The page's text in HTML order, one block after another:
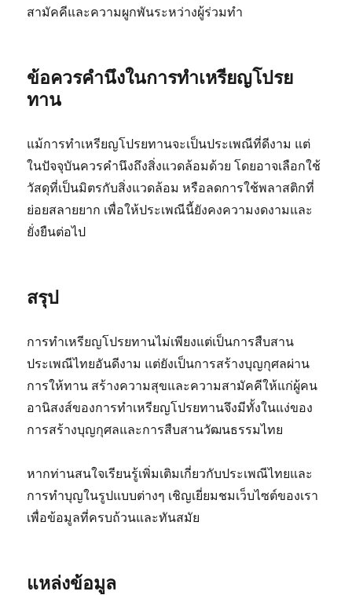
สามัคคีและความผูกพันระหว่างผู้ร่วมทำ
ข้อควรคำนึงในการทำเหรียญโปรย
ทาน
แม้การทำเหรียญโปรยทานจะเป็นประเพณีที่ดีงาม แต่
ในปัจจุบันควรคำนึงถึงสิ่งแวดล้อมด้วย โดยอาจเลือกใช้
วัสดุที่เป็นมิตรกับสิ่งแวดล้อม หรือลดการใช้พลาสติกที่
ย่อยสลายยาก เพื่อให้ประเพณีนี้ยังคงความงดงามและ
ยั่งยืนต่อไป
สรุป
การทำเหรียญโปรยทานไม่เพียงแต่เป็นการสืบสาน
ประเพณีไทยอันดีงาม แต่ยังเป็นการสร้างบุญกุศลผ่าน
การให้ทาน สร้างความสุขและความสามัคคีให้แก่ผู้คน
อานิสงส์ของการทำเหรียญโปรยทานจึงมีทั้งในแง่ของ
การสร้างบุญกุศลและการสืบสานวัฒนธรรมไทย
หากท่านสนใจเรียนรู้เพิ่มเติมเกี่ยวกับประเพณีไทยและ
การทำบุญในรูปแบบต่างๆ เชิญเยี่ยมชมเว็บไซต์ของเรา
เพื่อข้อมูลที่ครบถ้วนและทันสมัย
แหล่งข้อมูล